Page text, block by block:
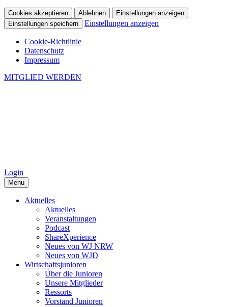
Cookies akzeptieren Ablehnen
Einstellungen anzeigen
Einstellungen speichern
Einstellungen anzeigen
Cookie-Richtlinie
Datenschutz
Impressum
MITGLIED WERDEN
Login
Menu
Aktuelles
Aktuelles
Veranstaltungen
Podcast
ShareXperience
Neues von WJ NRW
Neues von WJD
Wirtschaftsjunioren
Über die Junioren
Unsere Mitglieder
Ressorts
Vorstand Junioren